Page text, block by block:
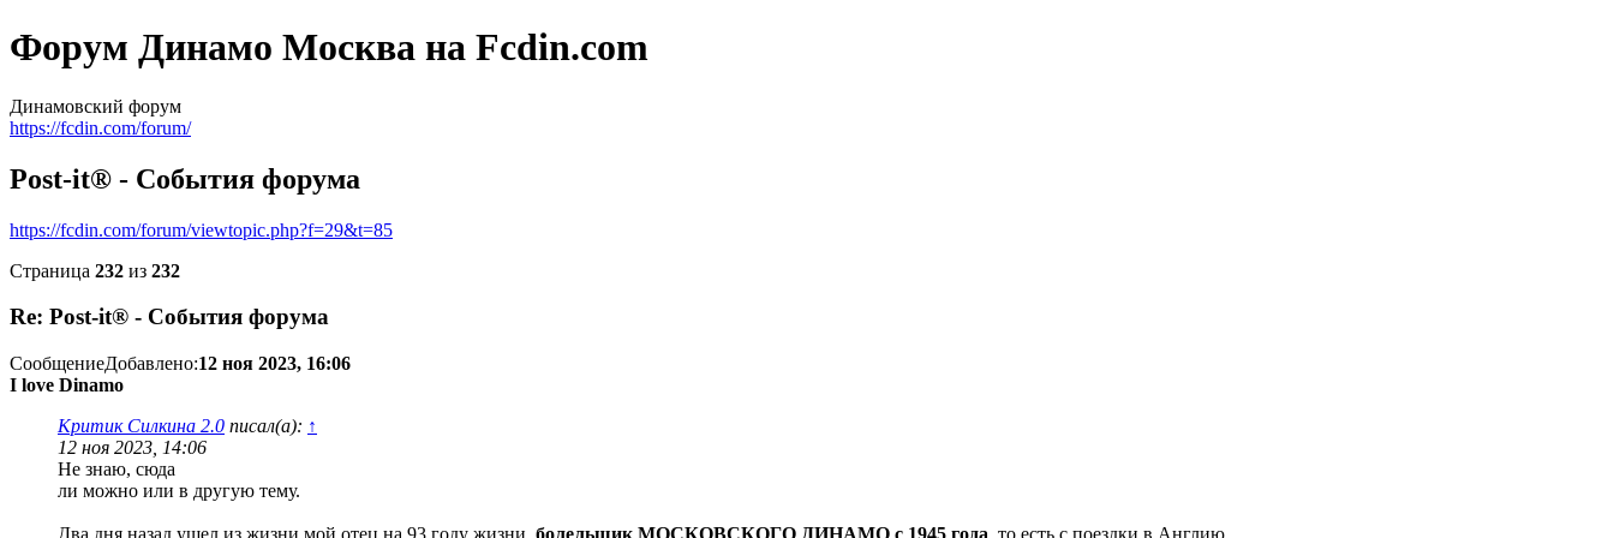
Форум Динамо Москва на Fcdin.com
Динамовский форум
https://fcdin.com/forum/
Post-it® - События форума
https://fcdin.com/forum/viewtopic.php?f=29&t=85
Страница 232 из 232
Re: Post-it® - События форума
СообщениеДобавлено:12 ноя 2023, 16:06
I love Dinamo
Критик Силкина 2.0 писал(а): ↑
12 ноя 2023, 14:06
Не знаю, сюда
ли можно или в другую тему.